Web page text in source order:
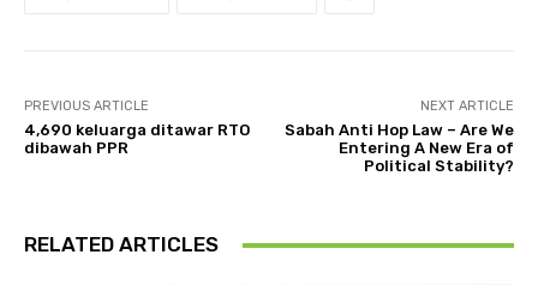
PREVIOUS ARTICLE
4,690 keluarga ditawar RTO
dibawah PPR
NEXT ARTICLE
Sabah Anti Hop Law – Are We
Entering A New Era of
Political Stability?
RELATED ARTICLES